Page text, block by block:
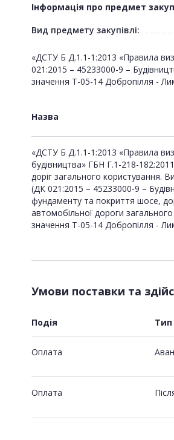
Інформація про предмет
Вид предмету закупівлі:
«ДСТУ Б Д.1.1-1:2013 «Правила
021:2015 – 45233000-9 –
значення Т-05-14 Добропілля -
Назва
«ДСТУ Б Д.1.1-1:2013 «Правила
будівництва» ГБН Г.1-218-
доріг загального користування.
(ДК 021:2015 – 45233000-9 –
фундаменту та покриття шосе,
автомобільної дороги
значення Т-05-14 Добропілля -
Умови поставки та
Подія Тип
Оплата
Оплата